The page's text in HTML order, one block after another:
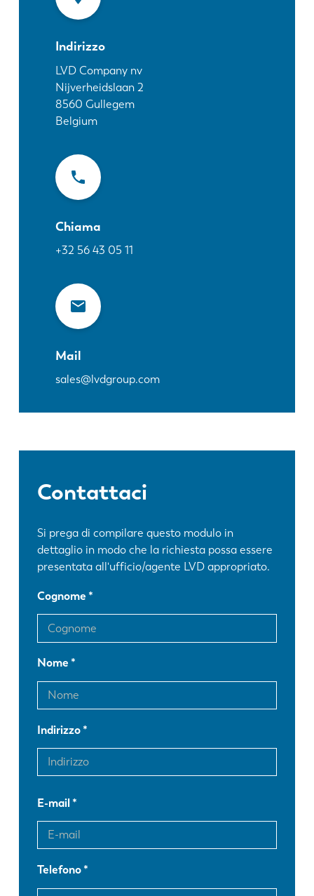
Indirizzo
LVD Company nv
Nijverheidslaan 2
8560 Gullegem
Belgium
Chiama
+32 56 43 05 11
Mail
sales@lvdgroup.com
Contattaci
Si prega di compilare questo modulo in
dettaglio in modo che la richiesta possa essere
presentata all'ufficio/agente LVD appropriato.
Cognome
Nome
Indirizzo
E-mail
Telefono
Scopri LVD
Storie di clienti
Centro risorse
Settori e soluzioni
Contattateci